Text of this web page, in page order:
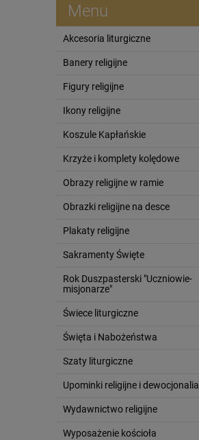
Menu
Akcesoria liturgiczne
Banery religijne
Figury religijne
Ikony religijne
Koszule Kapłańskie
Krzyże i komplety kolędowe
Obrazy religijne w ramie
Obrazki religijne na desce
Plakaty religijne
Sakramenty Święte
Rok Duszpasterski "Uczniowie-
misjonarze"
Świece liturgiczne
Święta i Nabożeństwa
Szaty liturgiczne
Upominki religijne i dewocjonalia
Wydawnictwo religijne
Wyposażenie kościoła